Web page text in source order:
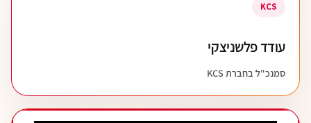
KCS
עודד פלשניצקי
סמנכ"ל בחברת KCS